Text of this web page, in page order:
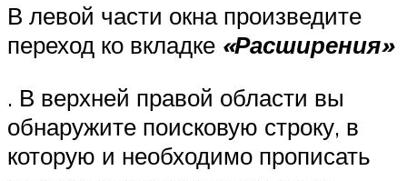
В левой части окна произведите
переход ко вкладке «Расширения»
. В верхней правой области вы
обнаружите поисковую строку, в
которую и необходимо прописать